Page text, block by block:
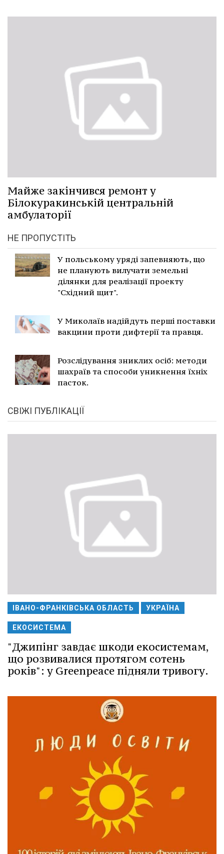
Майже закінчився ремонт у
Білокуракинській центральній
амбулаторії
НЕ ПРОПУСТІТЬ
У польському уряді запевняють, що
не планують вилучати земельні
ділянки для реалізації проекту
"Східний щит".
У Миколаїв надійдуть перші поставки
вакцини проти дифтерії та правця.
Розслідування зниклих осіб: методи
шахраїв та способи уникнення їхніх
пасток.
СВІЖІ ПУБЛІКАЦІЇ
ІВАНО-ФРАНКІВСЬКА ОБЛАСТЬ УКРАЇНА
ЕКОСИСТЕМА
"Джипінг завдає шкоди екосистемам,
що розвивалися протягом сотень
років": у Greenpeace підняли тривогу.